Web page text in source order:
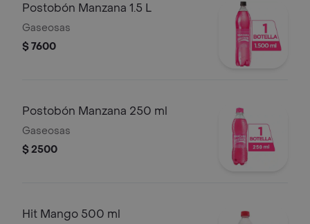
Postobón Manzana 1.5 L
Gaseosas
$ 7600
Postobón Manzana 250 ml
Gaseosas
$ 2500
Hit Mango 500 ml